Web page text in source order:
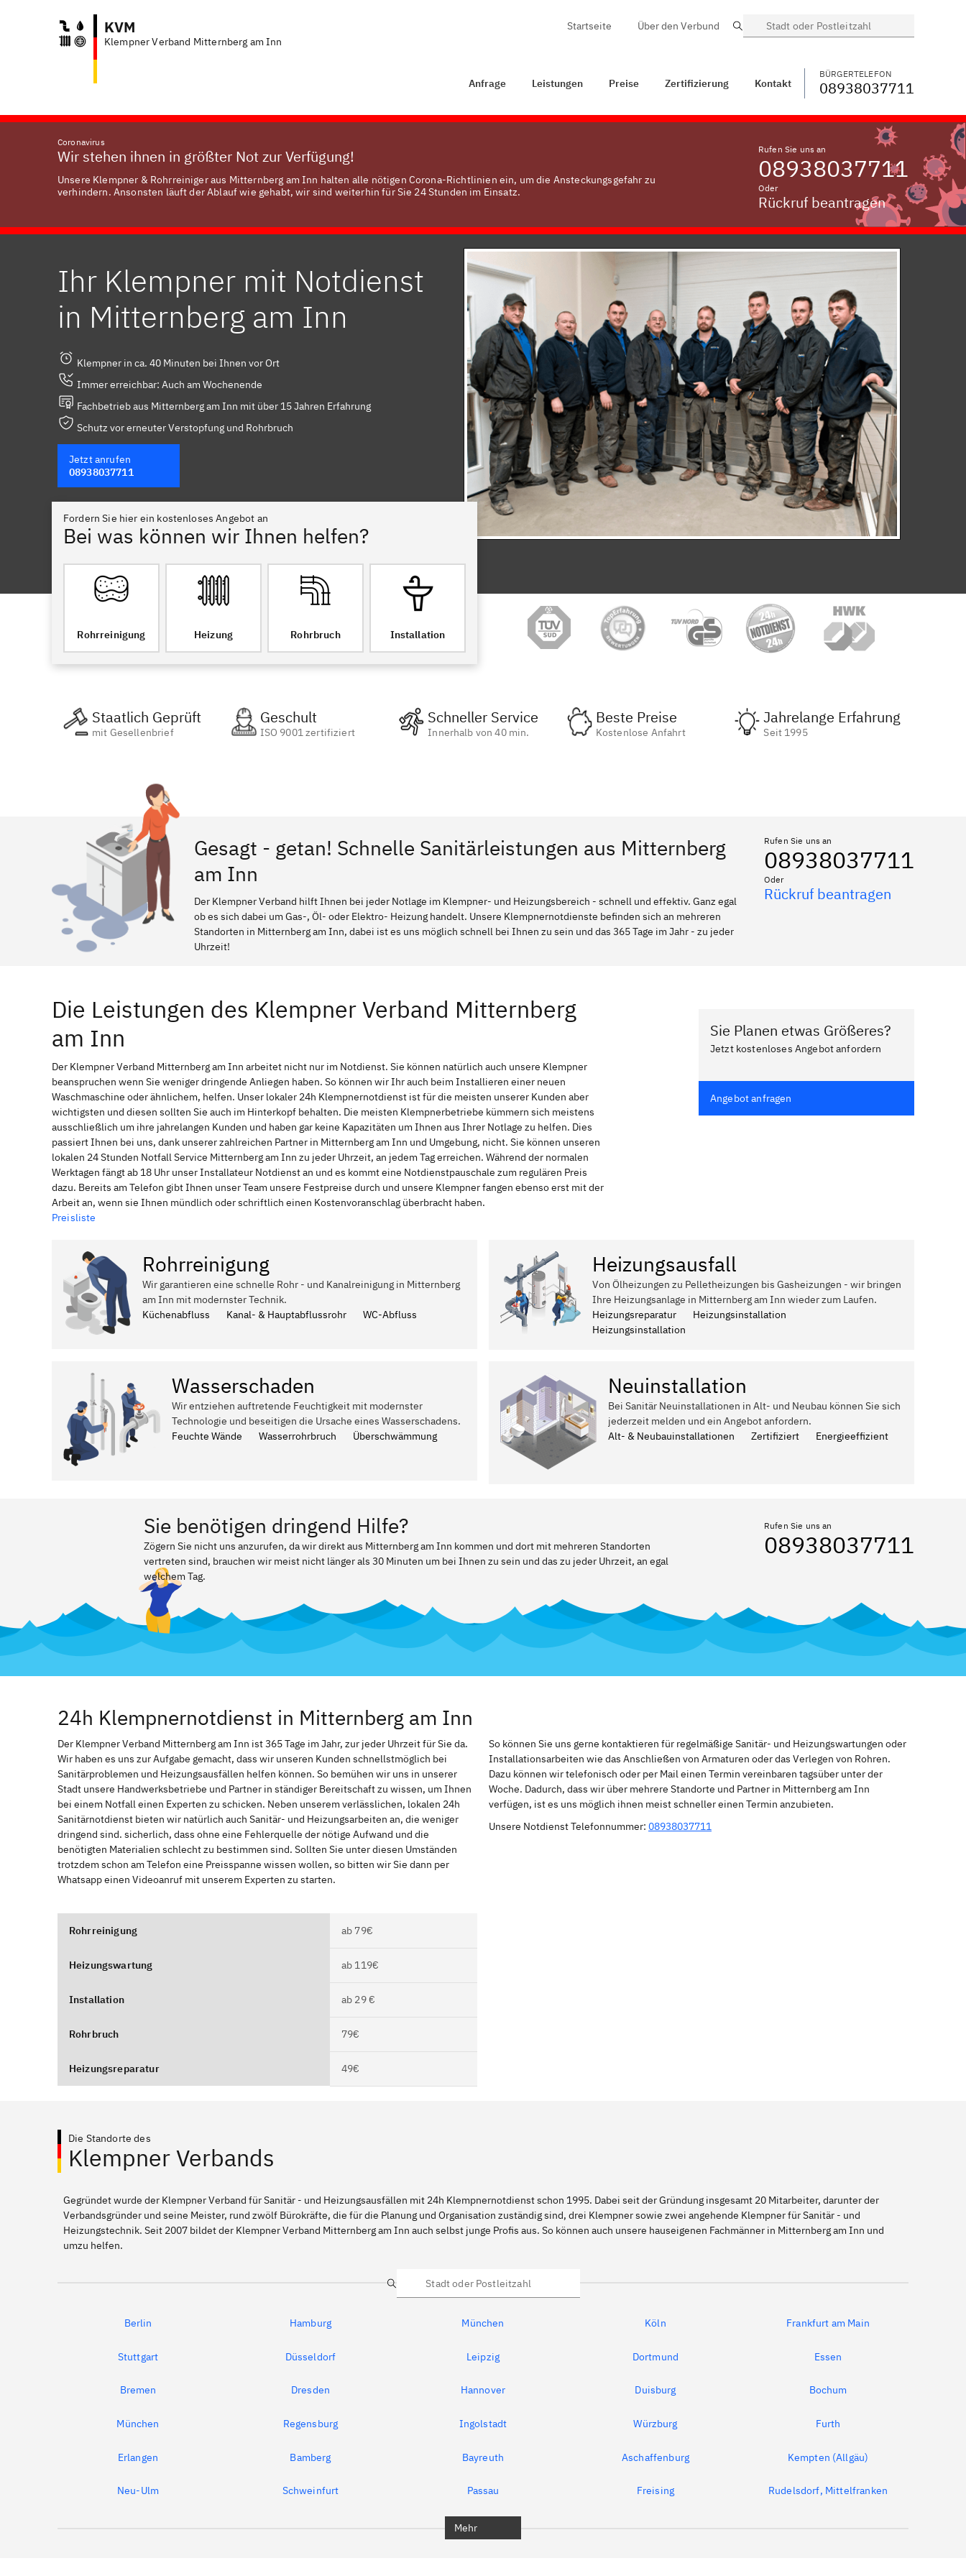
KVM
Klempner Verband Mitternberg am Inn
BÜRGERTELEFON WECHSELN
Startseite Über den Verbund Suche
Anfrage Leistungen Preise Zertifizierung Kontakt
BÜRGERTELEFON
08938037711
Coronavirus
Wir stehen ihnen in größter Not zur Verfügung!
Unsere Klempner & Rohrreiniger aus Mitternberg am Inn halten alle nötigen Corona-Richtlinien ein, um die Ansteckungsgefahr zu
verhindern. Ansonsten läuft der Ablauf wie gehabt, wir sind weiterhin für Sie 24 Stunden im Einsatz.
Rufen Sie uns an
08938037711
Oder
Rückruf beantragen
Ihr Klempner mit Notdienst
in Mitternberg am Inn
Klempner in ca. 40 Minuten bei Ihnen vor Ort
Immer erreichbar: Auch am Wochenende
Fachbetrieb aus Mitternberg am Inn mit über 15 Jahren Erfahrung
Schutz vor erneuter Verstopfung und Rohrbruch
Jetzt anrufen
08938037711
Fordern Sie hier ein kostenloses Angebot an
Bei was können wir Ihnen helfen?
Rohrreinigung Heizung Rohrbruch Installation
Staatlich Geprüft
mit Gesellenbrief
Geschult
ISO 9001 zertifiziert
Schneller Service
Innerhalb von 40 min.
Beste Preise
Kostenlose Anfahrt
Jahrelange Erfahrung
Seit 1995
Gesagt - getan! Schnelle Sanitärleistungen aus Mitternberg
am Inn
Der Klempner Verband hilft Ihnen bei jeder Notlage im Klempner- und Heizungsbereich - schnell und effektiv. Ganz egal
ob es sich dabei um Gas-, Öl- oder Elektro- Heizung handelt. Unsere Klempnernotdienste befinden sich an mehreren
Standorten in Mitternberg am Inn, dabei ist es uns möglich schnell bei Ihnen zu sein und das 365 Tage im Jahr - zu jeder
Uhrzeit!
Rufen Sie uns an
08938037711
Oder
Rückruf beantragen
Die Leistungen des Klempner Verband Mitternberg
am Inn
Der Klempner Verband Mitternberg am Inn arbeitet nicht nur im Notdienst. Sie können natürlich auch unsere Klempner
beanspruchen wenn Sie weniger dringende Anliegen haben. So können wir Ihr auch beim Installieren einer neuen
Waschmaschine oder ähnlichem, helfen. Unser lokaler 24h Klempnernotdienst ist für die meisten unserer Kunden aber
wichtigsten und diesen sollten Sie auch im Hinterkopf behalten. Die meisten Klempnerbetriebe kümmern sich meistens
ausschließlich um ihre jahrelangen Kunden und haben gar keine Kapazitäten um Ihnen aus Ihrer Notlage zu helfen. Dies
passiert Ihnen bei uns, dank unserer zahlreichen Partner in Mitternberg am Inn und Umgebung, nicht. Sie können unseren
lokalen 24 Stunden Notfall Service Mitternberg am Inn zu jeder Uhrzeit, an jedem Tag erreichen. Während der normalen
Werktagen fängt ab 18 Uhr unser Installateur Notdienst an und es kommt eine Notdienstpauschale zum regulären Preis
dazu. Bereits am Telefon gibt Ihnen unser Team unsere Festpreise durch und unsere Klempner fangen ebenso erst mit der
Arbeit an, wenn sie Ihnen mündlich oder schriftlich einen Kostenvoranschlag überbracht haben.
Preisliste
Sie Planen etwas Größeres?
Jetzt kostenloses Angebot anfordern
Angebot anfragen
Rohrreinigung
Wir garantieren eine schnelle Rohr - und Kanalreinigung in Mitternberg
am Inn mit modernster Technik.
Küchenabfluss
Kanal- & Hauptabflussrohr WC-Abfluss
Heizungsausfall
Von Ölheizungen zu Pelletheizungen bis Gasheizungen - wir bringen
Ihre Heizungsanlage in Mitternberg am Inn wieder zum Laufen.
Heizungsreparatur
Heizungsinstallation
Heizungsinstallation
Wasserschaden
Wir entziehen auftretende Feuchtigkeit mit modernster
Technologie und beseitigen die Ursache eines Wasserschadens.
Feuchte Wände
Wasserrohrbruch Überschwämmung
Neuinstallation
Bei Sanitär Neuinstallationen in Alt- und Neubau können Sie sich
jederzeit melden und ein Angebot anfordern.
Alt- & Neubauinstallationen
Zertifiziert Energieeffizient
Sie benötigen dringend Hilfe?
Zögern Sie nicht uns anzurufen, da wir direkt aus Mitternberg am Inn kommen und dort mit mehreren Standorten
vertreten sind, brauchen wir meist nicht länger als 30 Minuten um bei Ihnen zu sein und das zu jeder Uhrzeit, an egal
welchem Tag.
Rufen Sie uns an
08938037711
24h Klempnernotdienst in Mitternberg am Inn
Der Klempner Verband Mitternberg am Inn ist 365 Tage im Jahr, zur jeder Uhrzeit für Sie da.
Wir haben es uns zur Aufgabe gemacht, dass wir unseren Kunden schnellstmöglich bei
Sanitärproblemen und Heizungsausfällen helfen können. So bemühen wir uns in unserer
Stadt unsere Handwerksbetriebe und Partner in ständiger Bereitschaft zu wissen, um Ihnen
bei einem Notfall einen Experten zu schicken. Neben unserem verlässlichen, lokalen 24h
Sanitärnotdienst bieten wir natürlich auch Sanitär- und Heizungsarbeiten an, die weniger
dringend sind. sicherlich, dass ohne eine Fehlerquelle der nötige Aufwand und die
benötigten Materialien schlecht zu bestimmen sind. Sollten Sie unter diesen Umständen
trotzdem schon am Telefon eine Preisspanne wissen wollen, so bitten wir Sie dann per
Whatsapp einen Videoanruf mit unserem Experten zu starten.
So können Sie uns gerne kontaktieren für regelmäßige Sanitär- und Heizungswartungen oder
Installationsarbeiten wie das Anschließen von Armaturen oder das Verlegen von Rohren.
Dazu können wir telefonisch oder per Mail einen Termin vereinbaren tagsüber unter der
Woche. Dadurch, dass wir über mehrere Standorte und Partner in Mitternberg am Inn
verfügen, ist es uns möglich ihnen meist schneller einen Termin anzubieten.
Unsere Notdienst Telefonnummer: 08938037711
Rohrreinigung ab 79€
Heizungswartung ab 119€
Installation ab 29 €
Rohrbruch 79€
Heizungsreparatur 49€
Die Standorte des
Klempner Verbands
Gegründet wurde der Klempner Verband für Sanitär - und Heizungsausfällen mit 24h Klempnernotdienst schon 1995. Dabei seit der Gründung insgesamt 20 Mitarbeiter, darunter der
Verbandsgründer und seine Meister, rund zwölf Bürokräfte, die für die Planung und Organisation zuständig sind, drei Klempner sowie zwei angehende Klempner für Sanitär - und
Heizungstechnik. Seit 2007 bildet der Klempner Verband Mitternberg am Inn auch selbst junge Profis aus. So können auch unsere hauseigenen Fachmänner in Mitternberg am Inn und
umzu helfen.
Suche
Berlin Hamburg München Köln Frankfurt am Main
Stuttgart Düsseldorf Leipzig Dortmund Essen
Bremen Dresden Hannover Duisburg Bochum
München Regensburg Ingolstadt Würzburg Furth
Erlangen Bamberg Bayreuth Aschaffenburg Kempten (Allgäu)
Neu-Ulm Schweinfurt Passau Freising Rudelsdorf, Mittelfranken
Mehr